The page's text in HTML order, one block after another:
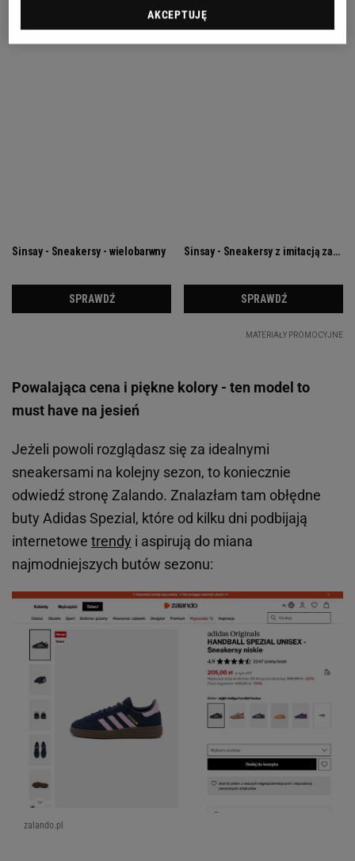
Powalająca cena i piękne kolory - ten model to
must have na jesień
Jeżeli powoli rozglądasz się za idealnymi
sneakersami na kolejny sezon, to koniecznie
odwiedź stronę Zalando. Znalazłam tam obłędne
buty Adidas Spezial, które od kilku dni podbijają
internetowe trendy i aspirują do miana
najmodniejszych butów sezonu:
zalando.pl
AKCEPTUJĘ